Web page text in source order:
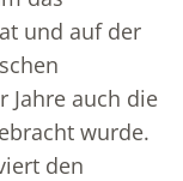
und auf der
Jahre auch die
wurde.
den